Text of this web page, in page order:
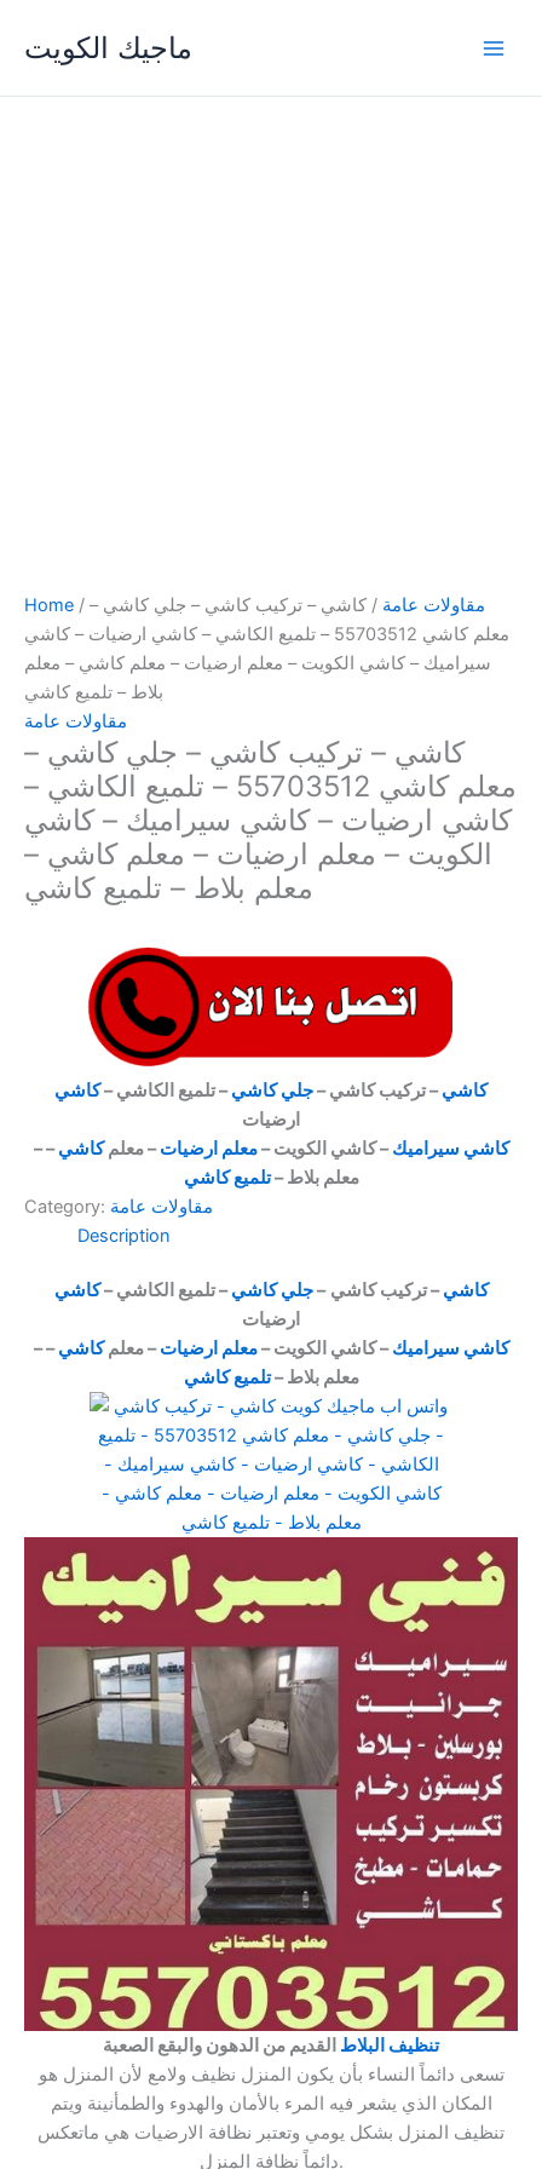
content
ماجيك الكويت
Home / مقاولات عامة / كاشي – تركيب كاشي – جلي كاشي –
معلم كاشي 55703512 – تلميع الكاشي – كاشي ارضيات – كاشي
سيراميك – كاشي الكويت – معلم ارضيات – معلم كاشي – معلم
بلاط – تلميع كاشي
مقاولات عامة
كاشي – تركيب كاشي – جلي كاشي –
معلم كاشي 55703512 – تلميع الكاشي –
كاشي ارضيات – كاشي سيراميك – كاشي
الكويت – معلم ارضيات – معلم كاشي –
معلم بلاط – تلميع كاشي
كاشي– تركيب كاشي –جلي كاشي– تلميع الكاشي –كاشي
ارضيات
–
كاشي سيراميك– كاشي الكويت –معلم ارضيات– معلمكاشي–
معلم بلاط –تلميع كاشي
Category: مقاولات عامة
Description
كاشي– تركيب كاشي .
–جلي كاشي– تلميع الكاشي –كاشي
ارضيات
–
كاشي سيراميك– كاشي الكويت –معلم ارضيات– معلمكاشي–
معلم بلاط –تلميع كاشي
تنظيف البلاط القديم من الدهون والبقع الصعبة
تسعى دائماً النساء بأن يكون المنزل نظيف ولامع لأن المنزل هو
المكان الذي يشعر فيه المرء بالأمان والهدوء والطمأنينة ويتم
تنظيف المنزل بشكل يومي وتعتبر نظافة الارضيات هي ماتعكس
دائماً نظافة المنزل.